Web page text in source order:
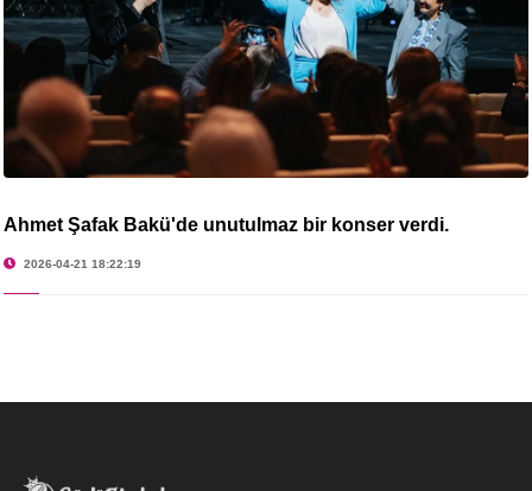
Ahmet Şafak Bakü'de unutulmaz bir konser verdi.
2026-04-21 18:22:19